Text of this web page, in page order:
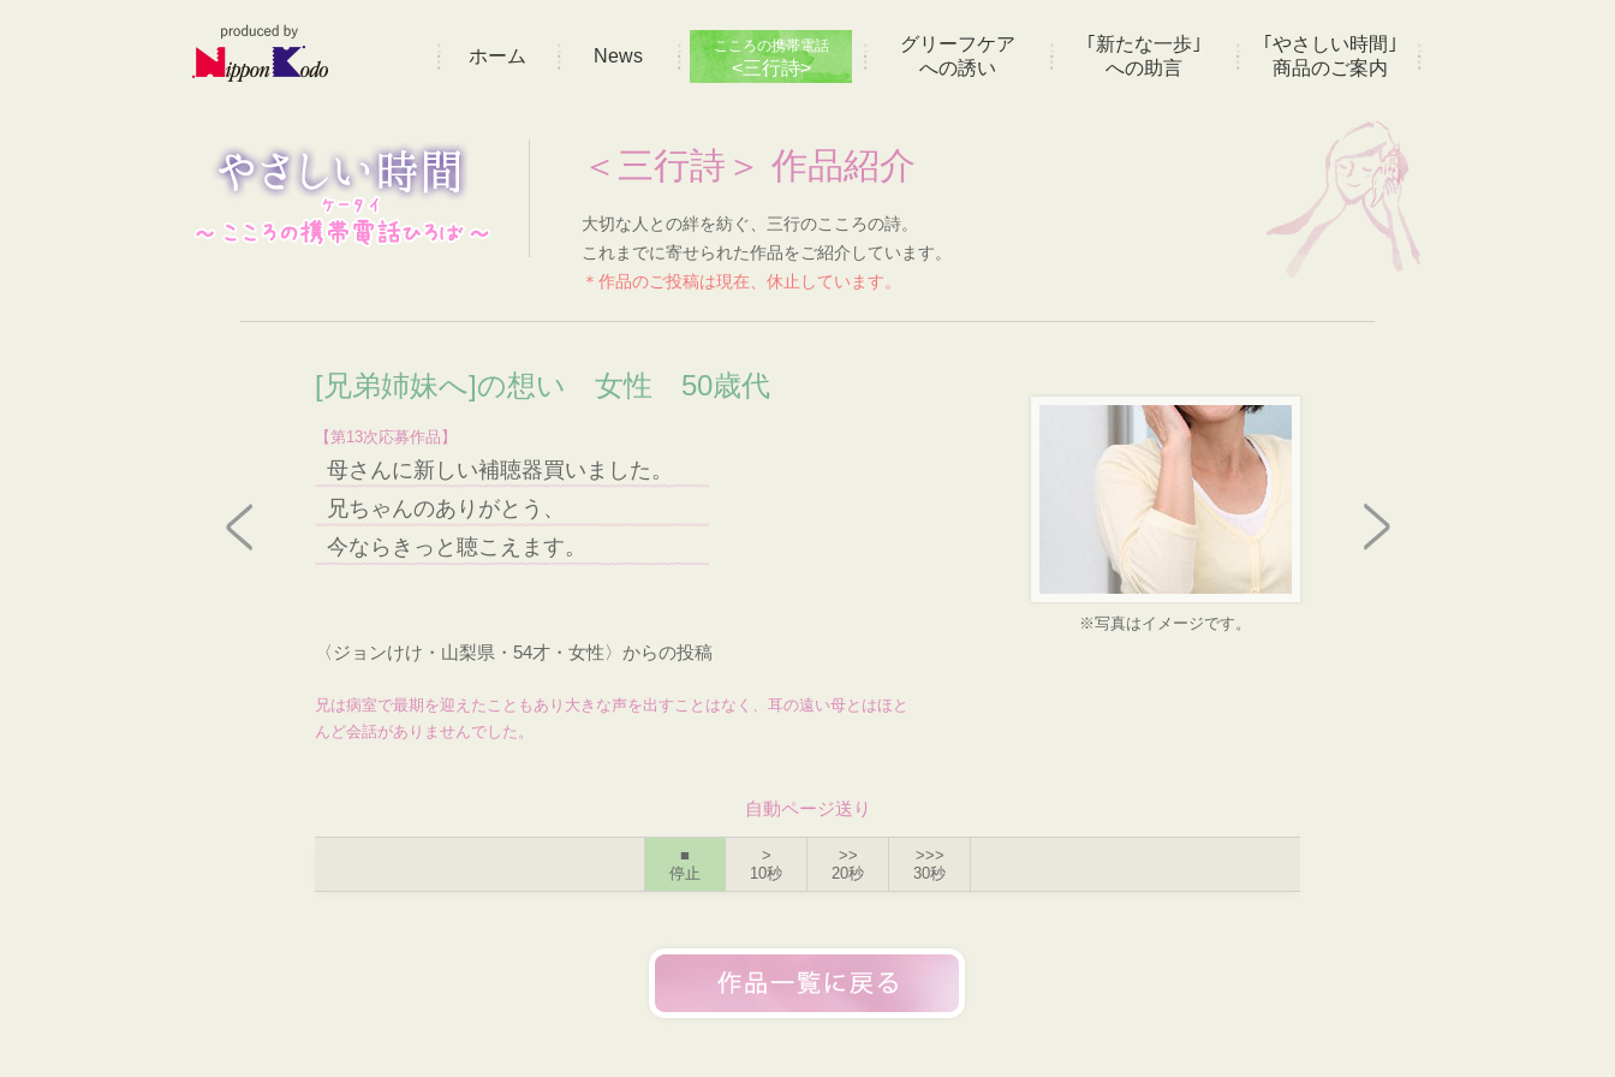
ホーム News こころの携帯電話
<三行詩>
グリーフケア
への誘い
｢新たな一歩｣
への助言
｢やさしい時間｣
商品のご案内
＜三行詩＞ 作品紹介
大切な人との絆を紡ぐ、三行のこころの詩。
これまでに寄せられた作品をご紹介しています。
＊作品のご投稿は現在、休止しています。
[兄弟姉妹へ]の想い 女性 50歳代
【第13次応募作品】
母さんに新しい補聴器買いました。
兄ちゃんのありがとう、
今ならきっと聴こえます。
※写真はイメージです。
〈ジョンけけ・山梨県・54才・女性〉からの投稿
兄は病室で最期を迎えたこともあり大きな声を出すことはなく、耳の遠い母とはほと
んど会話がありませんでした。
自動ページ送り
■
停止
>
10秒
>>
20秒
>>>
30秒